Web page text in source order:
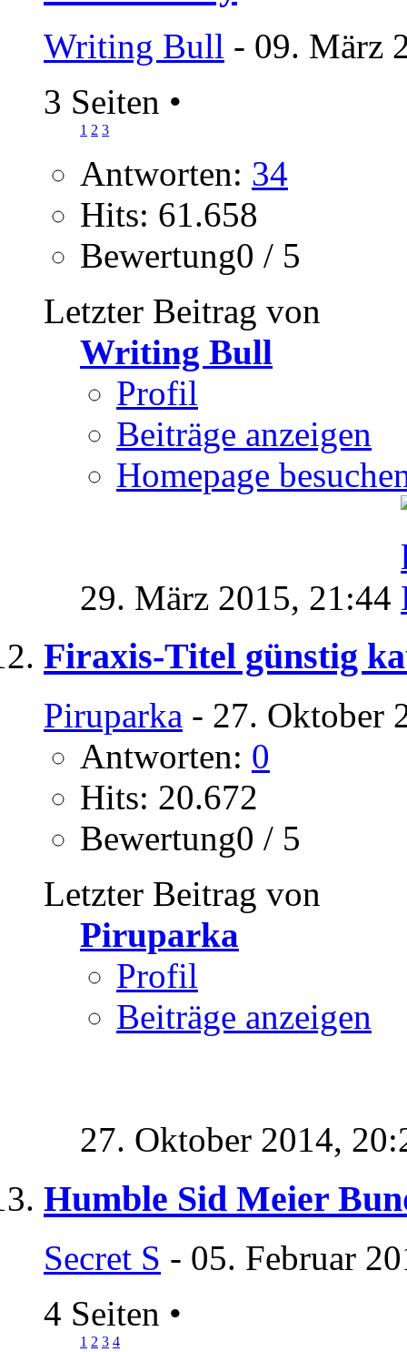
Writing Bull - 09. März
3 Seiten •
1 2 3
Antworten: 34
Hits: 61.658
Bewertung0 / 5
Letzter Beitrag von
Writing Bull
Profil
Beiträge anzeigen
Homepage
29. März 2015, 21:44
Firaxis-Titel günstig
Piruparka - 27. Oktober
Antworten: 0
Hits: 20.672
Bewertung0 / 5
Letzter Beitrag von
Piruparka
Profil
Beiträge anzeigen
27. Oktober 2014,
Humble Sid Meier
Secret S - 05. Februar
4 Seiten •
1 2 3 4